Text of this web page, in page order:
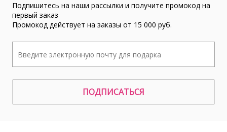
Подпишитесь на наши рассылки и получите промокод на
первый заказ
Промокод действует на заказы от 15 000 руб.
ПОДПИСАТЬСЯ